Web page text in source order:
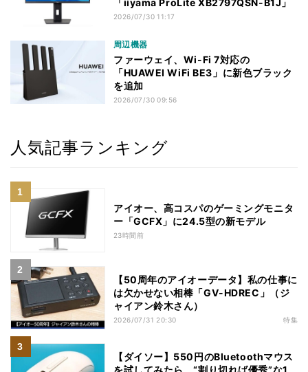
「iiyama ProLite XB2797QSN-B1J」
2026/07/30 11:17
周辺機器
ファーウェイ、Wi-Fi 7対応の
「HUAWEI WiFi BE3」に新色ブラック
を追加
2026/07/30 09:56
人気記事ランキング
アイオー、高コスパのゲーミングモニタ
ー「GCFX」に24.5型の新モデル
23時間前
【50周年のアイオーデータ】私の仕事に
は欠かせない相棒「GV-HDREC」（ジ
ャイアン鈴木さん）
2026/07/31 20:30 特集
【ダイソー】550円のBluetoothマウス